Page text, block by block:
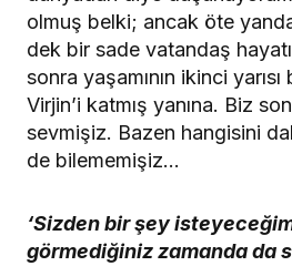
olmuş belki; ancak öte
dek bir sade vatandaş
sonra yaşamının ikinci
Virjin’i katmış yanına. Biz
sevmişiz. Bazen hangisini
de bilememişiz…
‘Sizden bir şey
görmediğiniz zamanda da